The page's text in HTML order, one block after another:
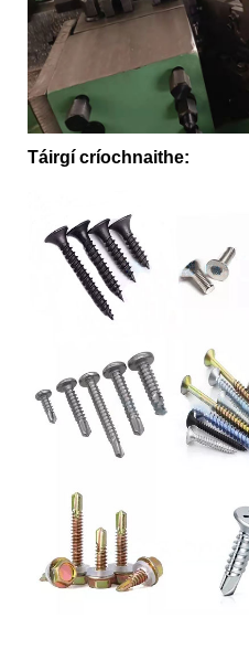
Táirgí críochnaithe: